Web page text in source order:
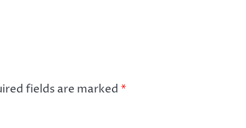
fields are marked *